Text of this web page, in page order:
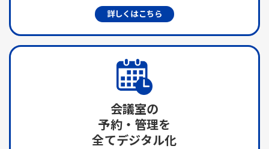
詳しくはこちら
会議室の
予約・管理を
全てデジタル化